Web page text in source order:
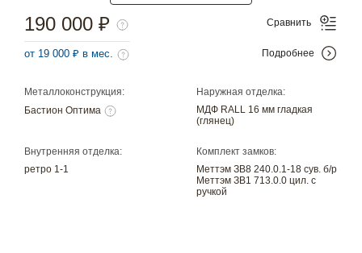
Металлоконструкция:
Бастион Оптима
Наружная отделка:
МДФ RALL 16 мм гладкая
(глянец)
Внутренняя отделка:
ретро 1-1
Комплект замков:
Меттэм ЗВ8 240.0.1-18 сув. б/р
Меттэм ЗВ1 713.0.0 цил. с
ручкой
190 000 ₽
от 19 000 ₽ в мес.
Сравнить
Подробнее